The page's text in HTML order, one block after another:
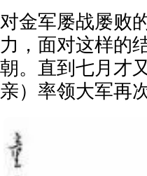
对金军屡战屡败
力，面对这样的
朝。直到七月才
亲）率领大军再